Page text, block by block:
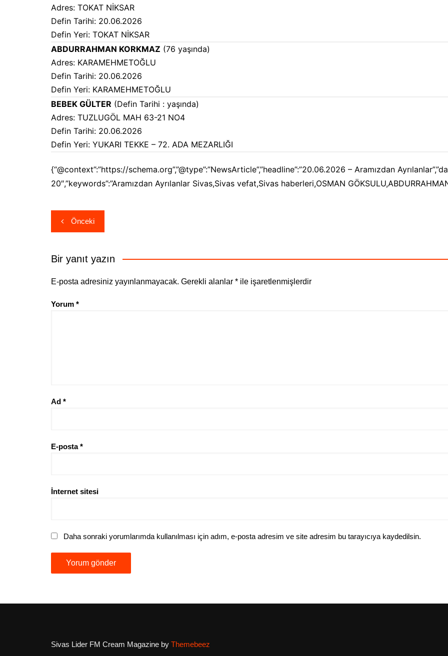
Adres: TOKAT NİKSAR
Defin Tarihi: 20.06.2026
Defin Yeri: TOKAT NİKSAR
ABDURRAHMAN KORKMAZ (76 yaşında)
Adres: KARAMEHMETOĞLU
Defin Tarihi: 20.06.2026
Defin Yeri: KARAMEHMETOĞLU
BEBEK GÜLTER (Defin Tarihi : yaşında)
Adres: TUZLUGÖL MAH 63-21 NO4
Defin Tarihi: 20.06.2026
Defin Yeri: YUKARI TEKKE – 72. ADA MEZARLIĞI
{“@context”:”https://schema.org”,”@type”:”NewsArticle”,”headline”:”20.06.2026 – Aramızdan
20″,”keywords”:”Aramızdan Ayrılanlar Sivas,Sivas vefat,Sivas haberleri,OSMAN
Yazı
gezinmesi
Önceki
Bir yanıt yazın
E-posta adresiniz yayınlanmayacak. Gerekli alanlar * ile işaretlenmişlerdir
Yorum *
Ad *
E-posta*
İnternet sitesi
Daha sonraki yorumlarımda kullanılması için adım, e-posta adresim ve site adresim bu tarayıcıya kaydedilsin.
Sivas Lider FM Cream Magazine by Themebeez